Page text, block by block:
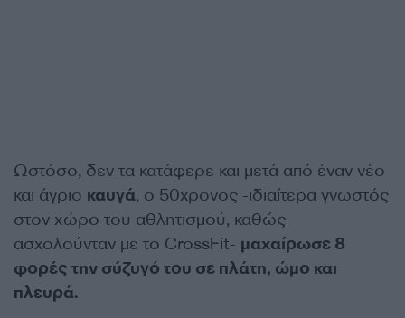
Ωστόσο, δεν τα κατάφερε και μετά από έναν νέο
και άγριο καυγά, ο 50χρονος -ιδιαίτερα γνωστός
στον χώρο του αθλητισμού, καθώς
ασχολούνταν με το CrossFit- μαχαίρωσε 8
φορές την σύζυγό του σε πλάτη, ώμο και
πλευρά.